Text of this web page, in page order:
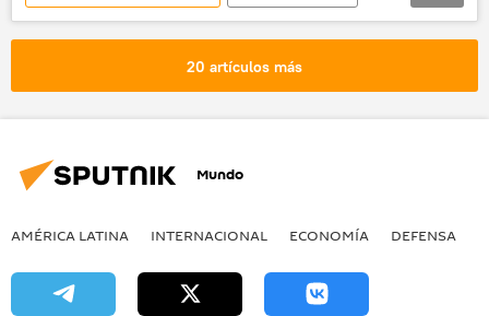
Ucrania
Víctor Yanukóvich noticias
20 artículos más
Mundo
AMÉRICA LATINA INTERNACIONAL ECONOMÍA DEFENSA